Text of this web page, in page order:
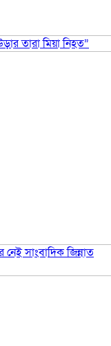
তারা মিয়া নিহত”
সাংবাদিক জিন্নাত